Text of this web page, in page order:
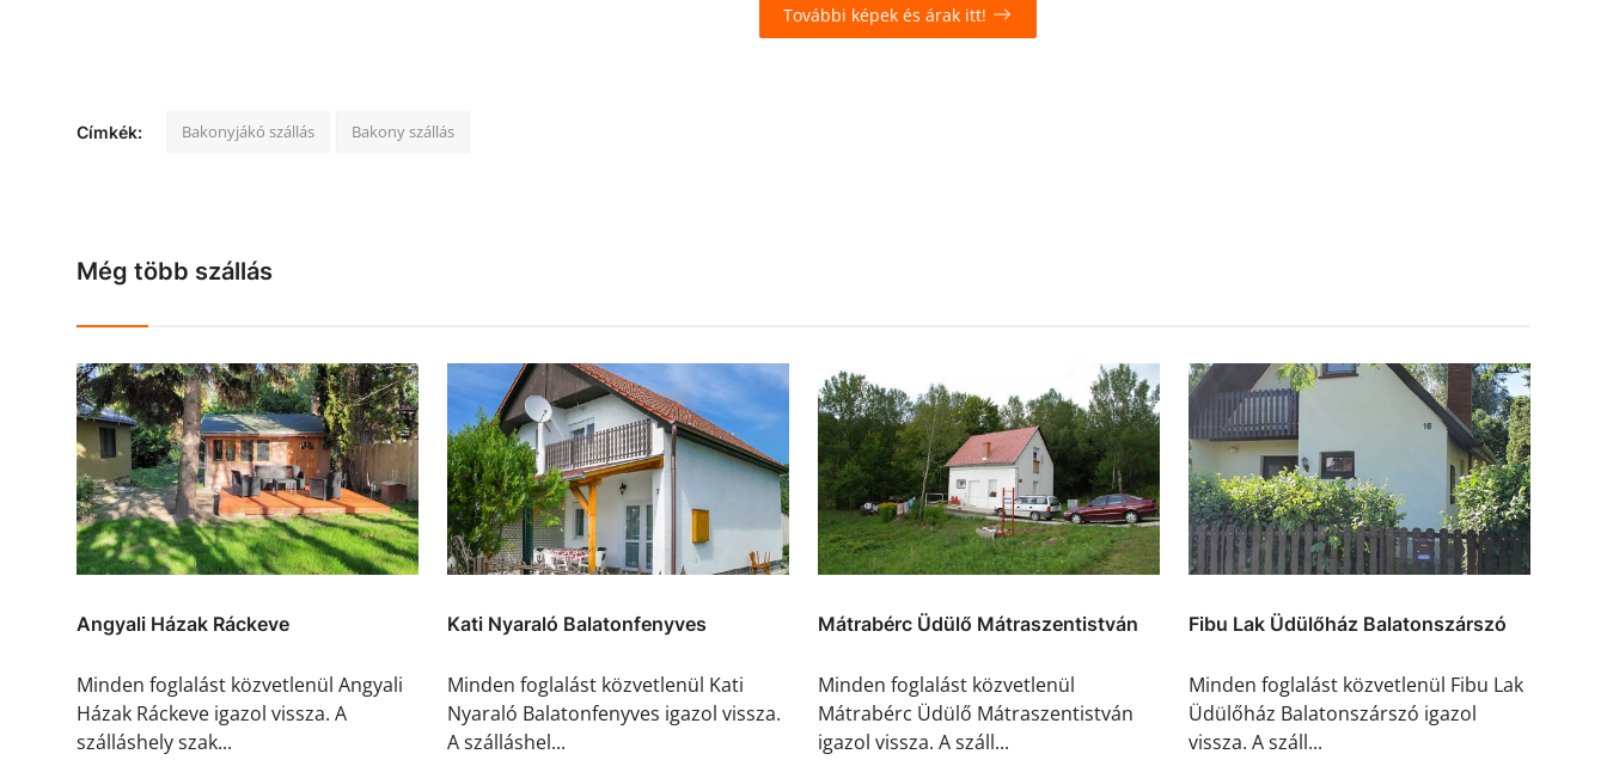
További képek és árak itt!
Címkék: Bakonyjákó szállás Bakony szállás
Még több szállás
Angyali Házak Ráckeve
Minden foglalást közvetlenül Angyali
Házak Ráckeve igazol vissza. A
szálláshely szak...
Kati Nyaraló Balatonfenyves
Minden foglalást közvetlenül Kati
Nyaraló Balatonfenyves igazol vissza.
A szálláshel...
Mátrabérc Üdülő Mátraszentistván
Minden foglalást közvetlenül
Mátrabérc Üdülő Mátraszentistván
igazol vissza. A száll...
Fibu Lak Üdülőház Balatonszárszó
Minden foglalást közvetlenül Fibu Lak
Üdülőház Balatonszárszó igazol
vissza. A száll...